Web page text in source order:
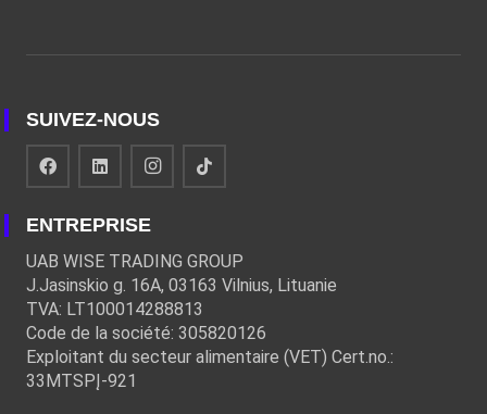
SUIVEZ-NOUS
ENTREPRISE
UAB WISE TRADING GROUP
J.Jasinskio g. 16A, 03163 Vilnius, Lituanie
TVA: LT100014288813
Code de la société: 305820126
Exploitant du secteur alimentaire (VET) Cert.no.:
33MTSPĮ-921